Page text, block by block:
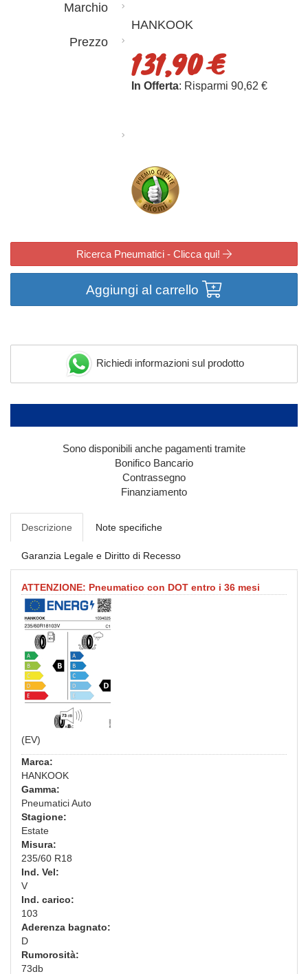
Marchio
HANKOOK
Prezzo
131,90 €
In Offerta: Risparmi 90,62 €
Ricerca Pneumatici - Clicca qui!
Aggiungi al carrello
Richiedi informazioni sul prodotto
Sono disponibili anche pagamenti tramite
Bonifico Bancario
Contrassegno
Finanziamento
Descrizione Note specifiche
Garanzia Legale e Diritto di Recesso
ATTENZIONE: Pneumatico con DOT entro i 36 mesi
(EV)
Marca:
HANKOOK
Gamma:
Pneumatici Auto
Stagione:
Estate
Misura:
235/60 R18
Ind. Vel:
V
Ind. carico:
103
Aderenza bagnato:
D
Rumorosità:
73db